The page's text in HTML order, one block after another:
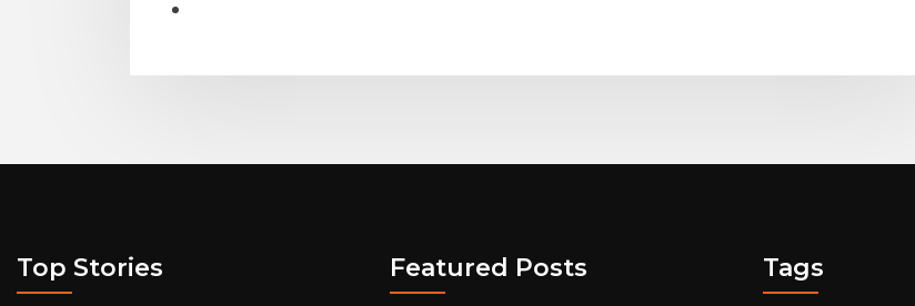
Top Stories Featured Posts Tags